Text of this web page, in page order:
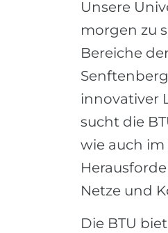
Unsere
morgen zu
Bereiche
innovativer
sucht die
wie auch im
Netze und
Die BTU